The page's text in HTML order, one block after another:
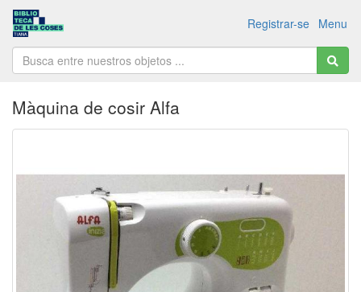
Menu
Registrar-se
Màquina de cosir Alfa